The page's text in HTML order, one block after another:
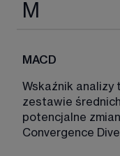
M
MACD
Wskaźnik analizy
zestawie
potencjalne
Convergence